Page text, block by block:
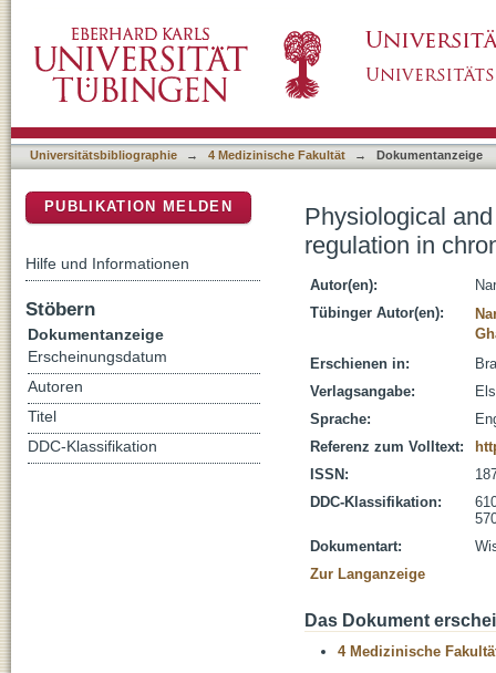
Universitätsbibliographie → 4 Medizinische Fakultät → Dokumentanzeige
Physiological
regulation in
Autor(en):
Tübinger Autor(en):
Erschienen in:
Verlagsangabe:
Sprache:
Referenz zum Volltext:
ISSN:
DDC-Klassifikation:
Dokumentart:
Zur Langanzeige
Das Dokument
4 Medizinische
PUBLIKATION MELDEN
Hilfe und Informationen
Stöbern
Dokumentanzeige
Erscheinungsdatum
Autoren
Titel
DDC-Klassifikation